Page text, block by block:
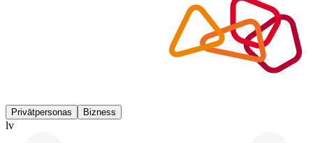
Privātpersonas Bizness
lv